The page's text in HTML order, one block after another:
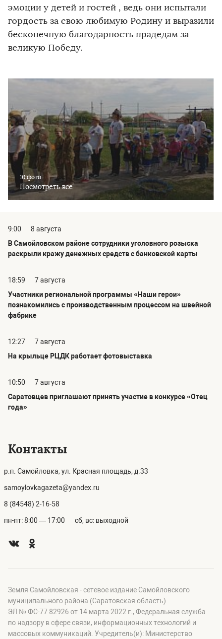
эмоции у детей и гостей , ведь они испытали
гордость за свою любимую Родину и выразили
бесконечную благодарность прадедам за
великую Победу.
10 фото
Посмотреть все
9:00
8 августа
В Самойловском районе сотрудники уголовного розыска
раскрыли кражу денежных средств с банковской карты
18:59
7 августа
Участники региональной программы «Наши герои»
познакомились с производственным процессом на швейной
фабрике
12:27
7 августа
На крыльце РЦДК работает фотовыставка
10:50
7 августа
Саратовцев приглашают принять участие в конкурсе «Отец
года»
Контакты
р.п. Самойловка, ул. Красная площадь, д.33
samoylovkagazeta@yandex.ru
8 (84548) 2-16-58
пн-пт: 8:00 — 17:00 сб, вс: выходной
Земля Самойловская - сетевое издание Самойловского
муниципального района (Саратовская область).
ЭЛ № ФС-77 82926 от 14 марта 2022 г., Федеральная служба
по надзору в сфере связи, информационных технологий и
массовых коммуникаций. Учредитель(и): Министерство